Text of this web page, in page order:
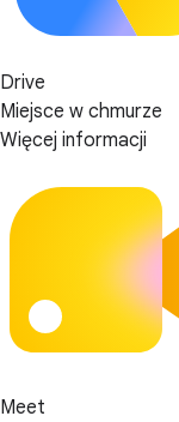
Drive
Miejsce w chmurze
Więcej informacji
Meet